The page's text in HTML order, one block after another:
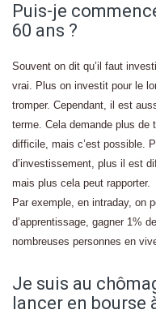
Puis-je
60 ans ?
Souvent on dit qu’il faut
vrai. Plus on investit pour le
tromper. Cependant, il est
terme. Cela demande plus de
difficile, mais c’est possible.
d’investissement, plus il est
mais plus cela peut rapporter.
Par exemple, en intraday, on
d’apprentissage, gagner 1%
nombreuses personnes en
Je suis au
lancer en bourse